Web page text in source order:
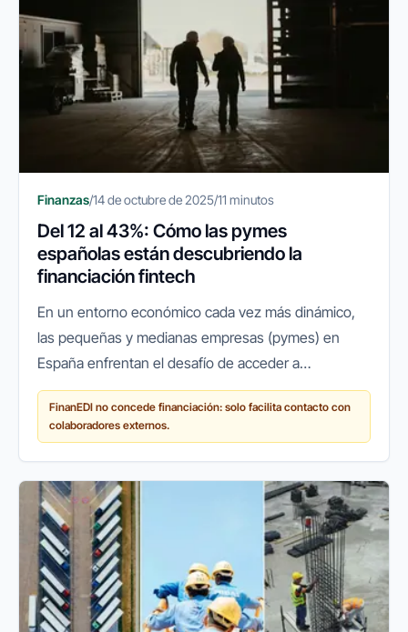
Finanzas/14 de octubre de 2025/11 minutos
Del 12 al 43%: Cómo las pymes
españolas están descubriendo la
financiación fintech
En un entorno económico cada vez más dinámico,
las pequeñas y medianas empresas (pymes) en
España enfrentan el desafío de acceder a
financiación ágil y flexible para crecer, innovar o
simplemente mantener sus...
FinanEDI no concede financiación: solo facilita contacto con
colaboradores externos.